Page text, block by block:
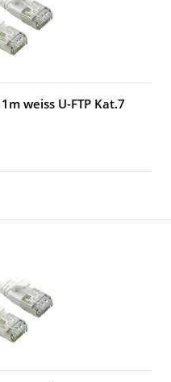
weiss U-FTP Kat.7